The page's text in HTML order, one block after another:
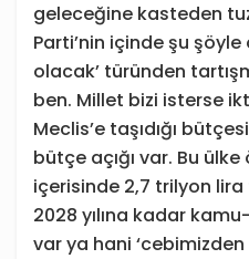
geleceğine kasteden
Parti’nin içinde şu
olacak’ türünden
ben. Millet bizi isterse
Meclis’e taşıdığı
bütçe açığı var. Bu
içerisinde 2,7 trilyon
2028 yılına kadar
var ya hani